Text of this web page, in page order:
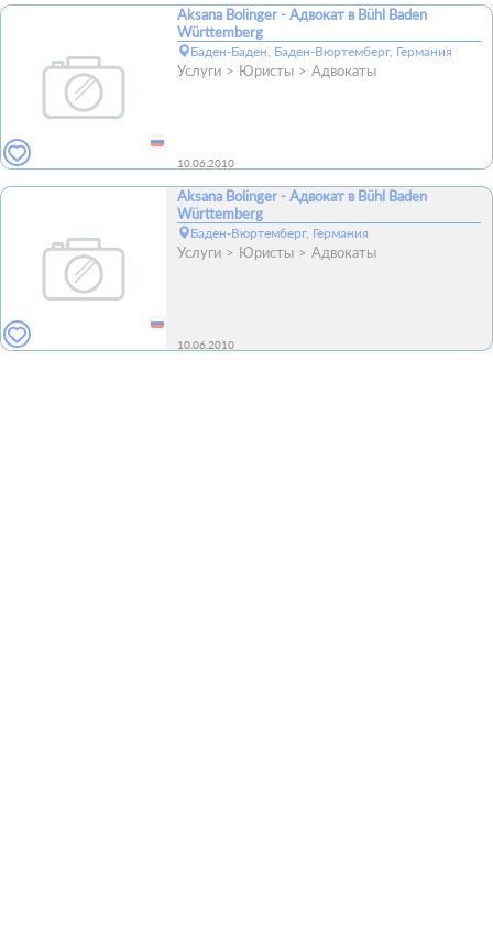
Aksana Bolinger - Адвокат в Bühl Baden
Württemberg
Баден-Баден, Баден-Вюртемберг, Германия
Услуги Юристы Адвокаты
10.06.2010
Aksana Bolinger - Адвокат в Bühl Baden
Württemberg
Баден-Вюртемберг, Германия
Услуги Юристы Адвокаты
10.06.2010